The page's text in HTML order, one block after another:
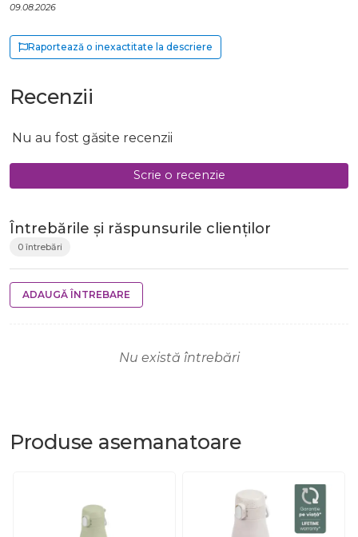
09.08.2026
Raportează o inexactitate la descriere
Recenzii
Nu au fost găsite recenzii
Scrie o recenzie
Întrebările și răspunsurile clienților
0 întrebări
ADAUGĂ ÎNTREBARE
Nu există întrebări
Produse asemanatoare